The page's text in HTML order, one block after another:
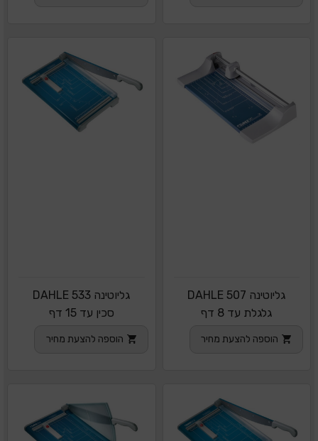
גליוטינה DAHLE 507
גלגלת עד 8 דף
הוספה להצעת מחיר
גליוטינה DAHLE 533
סכין עד 15 דף
הוספה להצעת מחיר